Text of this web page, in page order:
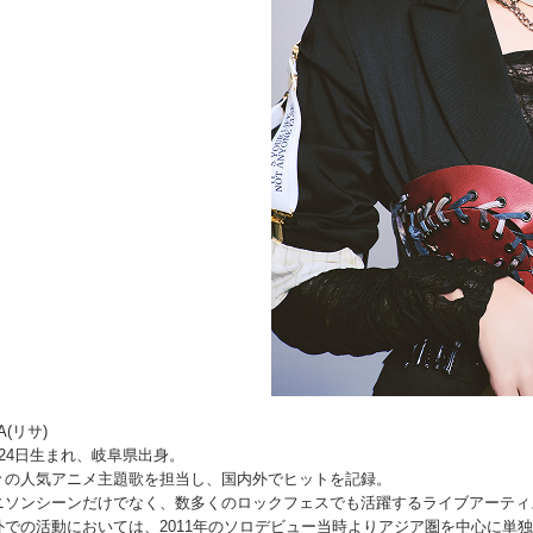
リサ)
日生まれ、岐阜県出身。
の人気アニメ主題歌を担当し、国内外でヒットを記録。
ソンシーンだけでなく、数多くのロックフェスでも活躍するライブアーテ
での活動においては、2011年のソロデビュー当時よりアジア圏を中心に単